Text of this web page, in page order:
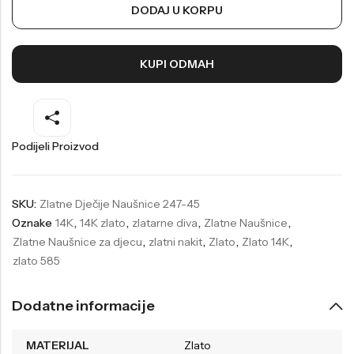
DODAJ U KORPU
KUPI ODMAH
Podijeli Proizvod
SKU: Zlatne Dječije Naušnice 247-45
Oznake 14K, 14K zlato, zlatarne diva, Zlatne Naušnice,
Zlatne Naušnice za djecu, zlatni nakit, Zlato, Zlato 14K,
zlato 585
Dodatne informacije
MATERIJAL Zlato
Welder
Mini Focus
Daniel Klein
Festina
Wesse
Missguided
Diesel